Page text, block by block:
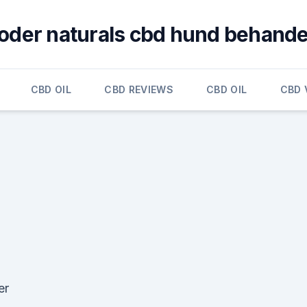
naturals cbd hund
CBD OIL CBD REVIEWS CBD OIL CBD